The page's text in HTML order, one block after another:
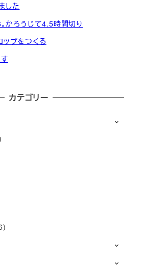
した
かろうじて4.5時間切り
ップをつくる
カテゴリー